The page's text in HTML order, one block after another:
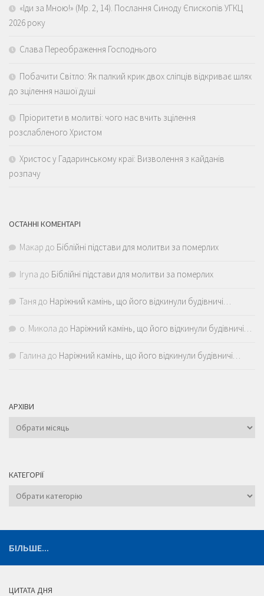
«Іди за Мною!» (Мр. 2, 14). Послання Синоду Єпископів УГКЦ
2026 року
Слава Переображення Господнього
Побачити Світло: Як палкий крик двох сліпців відкриває шлях
до зцілення нашої душі
Пріоритети в молитві: чого нас вчить зцілення
розслабленого Христом
Христос у Гадаринському краї: Визволення з кайданів
розпачу
ОСТАННІ КОМЕНТАРІ
Макар до Біблійні підстави для молитви за померлих
Iryna до Біблійні підстави для молитви за померлих
Таня до Наріжний камінь, що його відкинули будівничі…
о. Микола до Наріжний камінь, що його відкинули будівничі…
Галина до Наріжний камінь, що його відкинули будівничі…
АРХІВИ
Архіви
КАТЕГОРІЇ
Категорії
БІЛЬШЕ...
ЦИТАТА ДНЯ